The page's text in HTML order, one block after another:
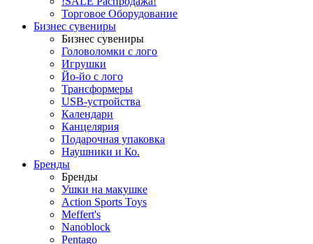
Торговое Оборудование
Бизнес сувениры
Бизнес сувениры
Головоломки с лого
Игрушки
Йо-йо с лого
Трансформеры
USB-устройства
Календари
Канцелярия
Подарочная упаковка
Наушники и Ко.
Бренды
Бренды
Ушки на макушке
Action Sports Toys
Meffert's
Nanoblock
Pentago